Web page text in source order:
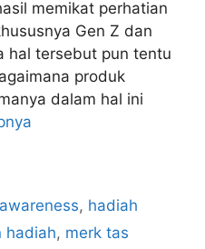
memikat perhatian
Gen Z dan
hal tersebut pun tentu
produk
dalam hal ini
, hadiah
hadiah, merk tas